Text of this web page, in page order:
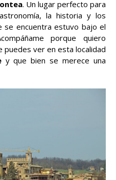
. Un lugar perfecto para
la historia y los
se encuentra estuvo bajo el
porque quiero
puedes ver en esta localidad
y que bien se merece una